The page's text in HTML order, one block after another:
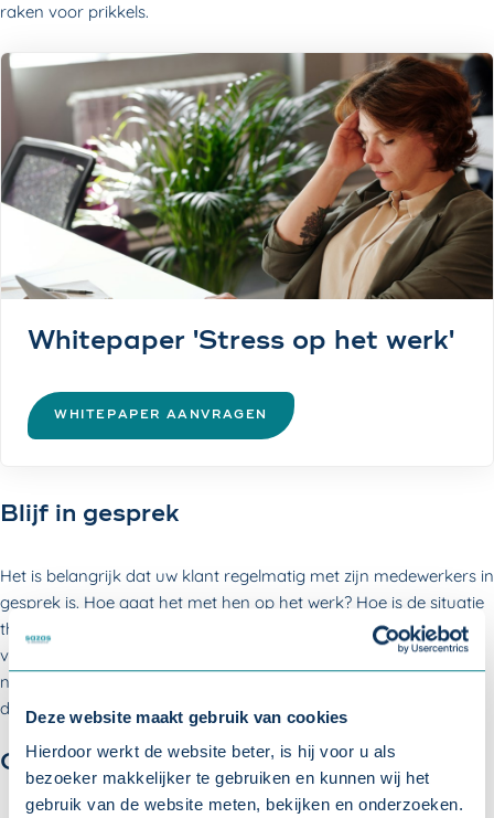
Deze website maakt gebruik van cookies
Hierdoor werkt de website beter, is hij voor u als
bezoeker makkelijker te gebruiken en kunnen wij het
gebruik van de website meten, bekijken en onderzoeken.
raken voor prikkels.
Whitepaper 'Stress op het werk'
WHITEPAPER AANVRAGEN
Blijf in gesprek
Het is belangrijk dat uw klant regelmatig met zijn medewerkers in
gesprek is. Hoe gaat het met hen op het werk? Hoe is de situatie
thuis? Weet iedere medewerker wat er verwacht wordt of zijn er
verbeteringen nodig? Voor een goed gesprek is een veilige sfeer
nodig, waarin medewerkers durven praten. Is dat niet het geval
dan kan hulp van buitenaf helpen.
Ondersteuning van de bedrijfsarts